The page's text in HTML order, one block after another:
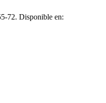
72. Disponible en: